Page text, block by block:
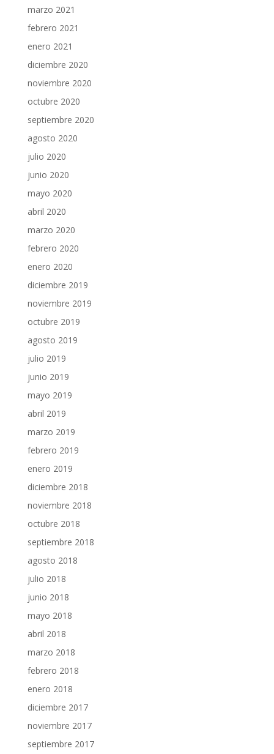
marzo 2021
febrero 2021
enero 2021
diciembre 2020
noviembre 2020
octubre 2020
septiembre 2020
agosto 2020
julio 2020
junio 2020
mayo 2020
abril 2020
marzo 2020
febrero 2020
enero 2020
diciembre 2019
noviembre 2019
octubre 2019
agosto 2019
julio 2019
junio 2019
mayo 2019
abril 2019
marzo 2019
febrero 2019
enero 2019
diciembre 2018
noviembre 2018
octubre 2018
septiembre 2018
agosto 2018
julio 2018
junio 2018
mayo 2018
abril 2018
marzo 2018
febrero 2018
enero 2018
diciembre 2017
noviembre 2017
septiembre 2017